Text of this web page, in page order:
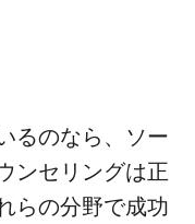
るのなら、ソー
ンセリングは正
らの分野で成功